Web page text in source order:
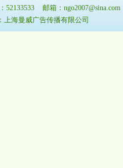
52133533 邮箱：
上海曼威广告传播有限公司